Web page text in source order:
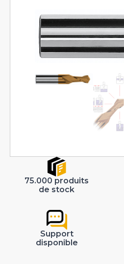
75.000 produits
de stock
Support
disponible